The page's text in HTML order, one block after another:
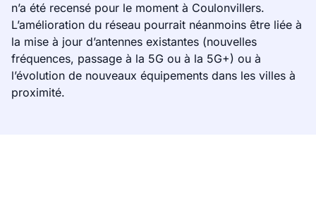
n’a été recensé pour le moment à Coulonvillers.
L’amélioration du réseau pourrait néanmoins être liée à
la mise à jour d’antennes existantes (nouvelles
fréquences, passage à la 5G ou à la 5G+) ou à
l’évolution de nouveaux équipements dans les villes à
proximité.